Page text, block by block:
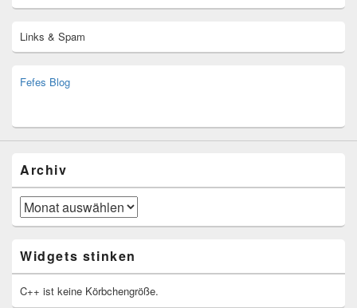
Links & Spam
Fefes Blog
Archiv
Archiv
Widgets stinken
C++ ist keine Körbchengröße.